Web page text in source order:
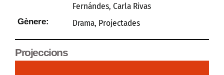
Fernándes, Carla Rivas
Gènere: Drama, Projectades
Projeccions